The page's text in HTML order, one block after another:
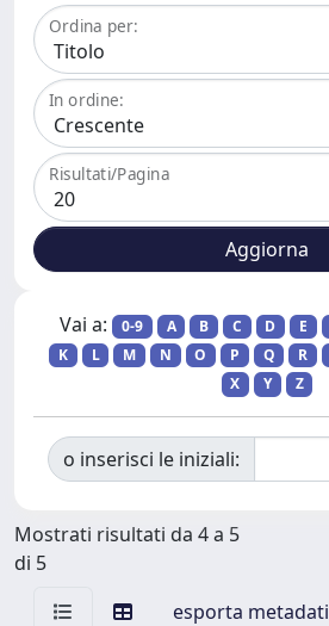
Ordina per:
In ordine:
Risultati/Pagina
Vai a: 0-9 A B C D E
K
L M N O P Q R
X
Y Z
o inserisci le iniziali:
Mostrati risultati da 4 a 5
di 5
esporta metadati